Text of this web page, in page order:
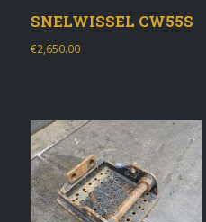
SNELWISSEL CW55S
€2,650.00